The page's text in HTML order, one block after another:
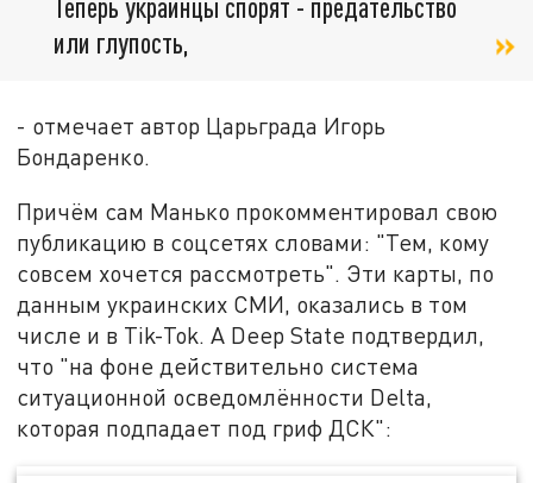
или глупость,
- отмечает автор Царьграда Игорь
Бондаренко.
Причём сам Манько прокомментировал свою
публикацию в соцсетях словами: "Тем, кому
совсем хочется рассмотреть". Эти карты, по
данным украинских СМИ, оказались в том
числе и в Tik-Tok. А Deep State подтвердил,
что "на фоне действительно система
ситуационной осведомлённости Delta,
которая подпадает под гриф ДСК":